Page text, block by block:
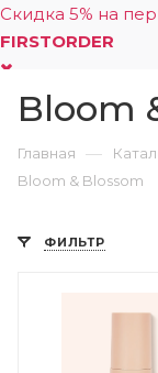
Скидка 5% на
FIRSTORDER
Bloom
Главная —
Bloom & Blossom
ФИЛЬТР